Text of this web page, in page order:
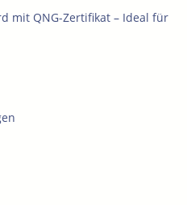
mit QNG-Zertifikat – Ideal für